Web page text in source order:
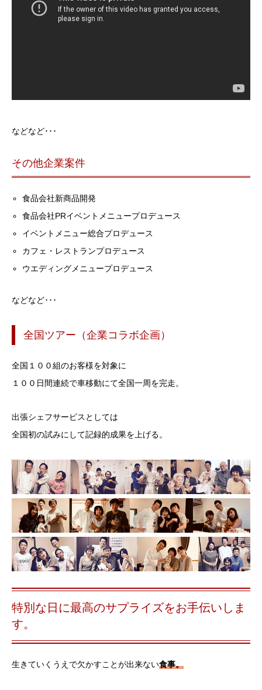
などなど･･･
その他企業案件
食品会社新商品開発
食品会社PRイベントメニュープロデュース
イベントメニュー総合プロデュース
カフェ・レストランプロデュース
ウエディングメニュープロデュース
などなど･･･
全国ツアー（企業コラボ企画）
全国１００組のお客様を対象に
１００日間連続で車移動にて全国一周を完走。
出張シェフサービスとしては
全国初の試みにして記録的成果を上げる。
特別な日に最高のサプライズをお手伝いしま
す。
生きていくうえで欠かすことが出来ない食事。